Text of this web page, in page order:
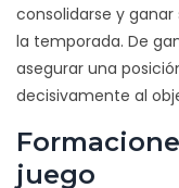
consolidarse y
la temporada. De
asegurar una
decisivamente al
juego